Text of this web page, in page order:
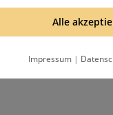
Alle
Impressum |